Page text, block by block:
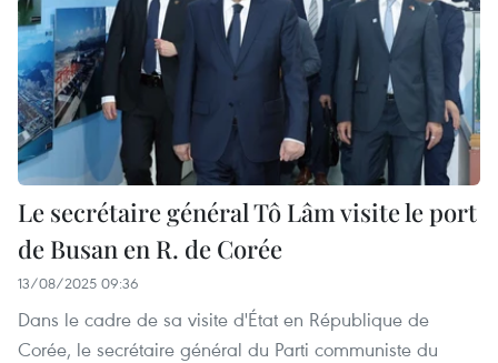
Le secrétaire général Tô Lâm visite le port
de Busan en R. de Corée
13/08/2025 09:36
Dans le cadre de sa visite d'État en République de
Corée, le secrétaire général du Parti communiste du